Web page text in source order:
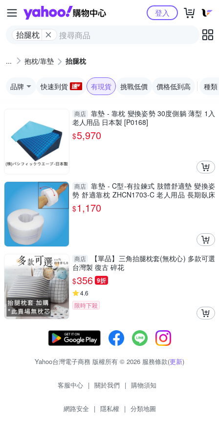
Yahoo購物中心
抬腿枕
登入
抱枕/靠墊 抬腿枕
品牌 快速到貨 有現貨 挑戰低價 價格低到高 種類
商店 靠墊 - 靠枕 變換姿勢 30度側躺 薄型 1入
老人用品 日本製 [P0168]
$5,970
商店 靠墊 - C型-有拉鍊式 肢體舒適墊 變換姿
勢 舒適靠枕 ZHCN1703-C 老人用品 長期臥床
者適用
$1,170
商店
【單品】三角抬腿枕套(無枕心) 多款可選
台灣製 復古 碎花
$356 9折
4.6
限時下殺
Yahoo台灣電子商務 版權所有 © 2026 服務條款(更新)
客服中心 | 關於我們 | 購物須知
網路安全 | 隱私權 | 分類地圖